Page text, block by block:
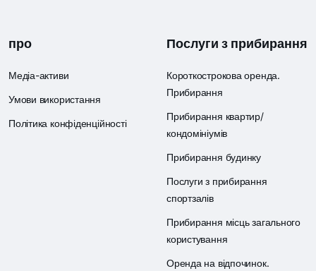
про
Медіа-активи
Умови використання
Політика конфіденційності
Послуги з прибирання
Короткострокова оренда.
Прибирання
Прибирання квартир/
кондомініумів
Прибирання будинку
Послуги з прибирання
спортзалів
Прибирання місць загального
користування
Оренда на відпочинок.